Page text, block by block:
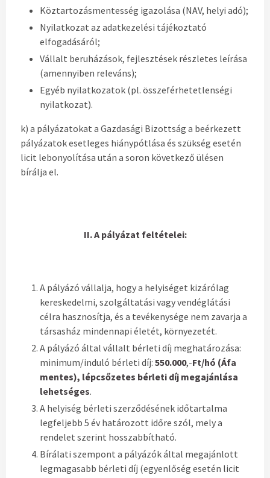
Köztartozásmentesség igazolása (NAV, helyi adó);
Nyilatkozat az adatkezelési tájékoztató
elfogadásáról;
Vállalt beruházások, fejlesztések részletes leírása
(amennyiben releváns);
Egyéb nyilatkozatok (pl. összeférhetetlenségi
nyilatkozat).
k) a pályázatokat a Gazdasági Bizottság a beérkezett
pályázatok esetleges hiánypótlása és szükség esetén
licit lebonyolítása után a soron következő ülésen
bírálja el.
II. A pályázat feltételei:
A pályázó vállalja, hogy a helyiséget kizárólag
kereskedelmi, szolgáltatási vagy vendéglátási
célra hasznosítja, és a tevékenysége nem zavarja a
társasház mindennapi életét, környezetét.
A pályázó által vállalt bérleti díj meghatározása:
minimum/induló bérleti díj: 550.000,-Ft/hó (Áfa
mentes), lépcsőzetes bérleti díj megajánlása
lehetséges.
A helyiség bérleti szerződésének időtartalma
legfeljebb 5 év határozott időre szól, mely a
rendelet szerint hosszabbítható.
Bírálati szempont a pályázók által megajánlott
legmagasabb bérleti díj (egyenlőség esetén licit